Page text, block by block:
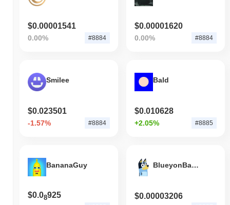
$0.00001541
0.00% #8884
$0.00001620
0.00% #8884
Smilee
$0.023501
-1.57% #8884
Bald
$0.010628
+2.05% #8885
BananaGuy
$0.08925
BlueyonBase
$0.00003206